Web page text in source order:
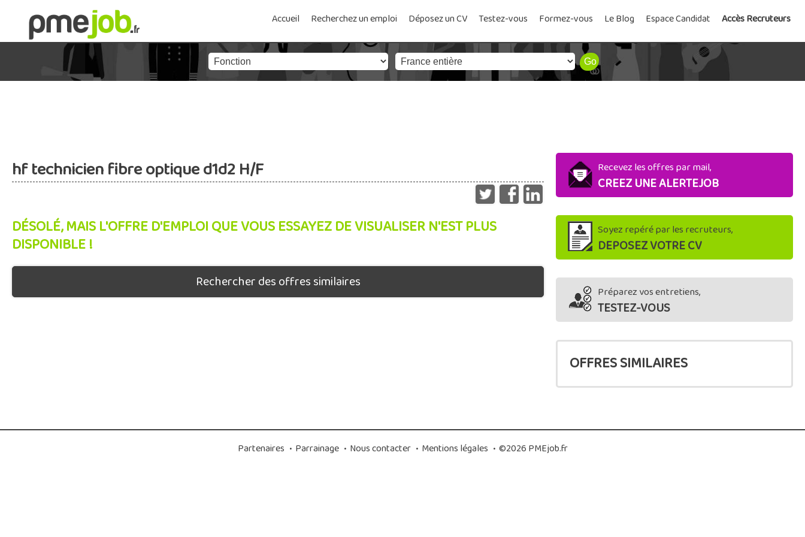
Accueil Recherchez un emploi Déposez un CV Testez-vous Formez-vous Le Blog Espace Candidat Accès Recruteurs
hf technicien fibre optique d1d2 H/F
DÉSOLÉ, MAIS L'OFFRE D'EMPLOI QUE VOUS ESSAYEZ DE VISUALISER N'EST PLUS
DISPONIBLE !
Rechercher des offres similaires
Recevez les offres par mail,
CREEZ UNE ALERTEJOB
Soyez repéré par les recruteurs,
DEPOSEZ VOTRE CV
Préparez vos entretiens,
TESTEZ-VOUS
OFFRES SIMILAIRES
Partenaires • Parrainage • Nous contacter • Mentions légales • ©2026 PMEjob.fr